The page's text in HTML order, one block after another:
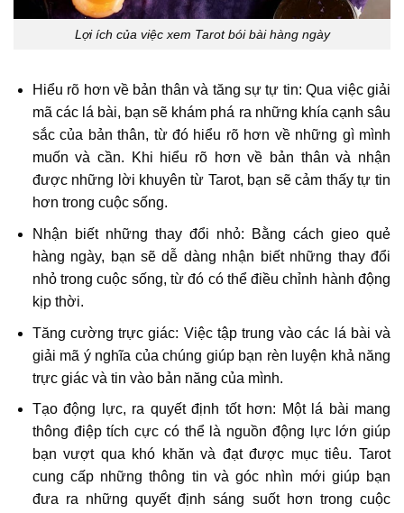
Lợi ích của việc xem Tarot bói bài hàng ngày
Hiểu rõ hơn về bản thân và tăng sự tự tin: Qua việc giải
mã các lá bài, bạn sẽ khám phá ra những khía cạnh sâu
sắc của bản thân, từ đó hiểu rõ hơn về những gì mình
muốn và cần. Khi hiểu rõ hơn về bản thân và nhận
được những lời khuyên từ Tarot, bạn sẽ cảm thấy tự tin
hơn trong cuộc sống.
Nhận biết những thay đổi nhỏ: Bằng cách gieo quẻ
hàng ngày, bạn sẽ dễ dàng nhận biết những thay đổi
nhỏ trong cuộc sống, từ đó có thể điều chỉnh hành động
kịp thời.
Tăng cường trực giác: Việc tập trung vào các lá bài và
giải mã ý nghĩa của chúng giúp bạn rèn luyện khả năng
trực giác và tin vào bản năng của mình.
Tạo động lực, ra quyết định tốt hơn: Một lá bài mang
thông điệp tích cực có thể là nguồn động lực lớn giúp
bạn vượt qua khó khăn và đạt được mục tiêu. Tarot
cung cấp những thông tin và góc nhìn mới giúp bạn
đưa ra những quyết định sáng suốt hơn trong cuộc